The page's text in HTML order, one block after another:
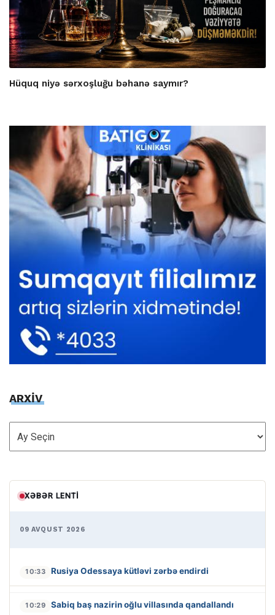
Hüquq niyə sərxoşluğu bəhanə saymır?
ARXİV
ARXİV
XƏBƏR LENTI
09 AVQUST 2026
10:33 Rusiya Odessaya kütləvi zərbə endirdi
10:29 Sabiq baş nazirin oğlu villasında qandallandı